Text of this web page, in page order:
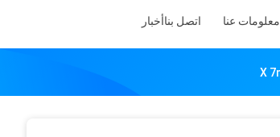
معلومات عنا اتصل بناأخبار